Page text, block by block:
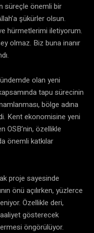
süreçle önemli bir
şükürler olsun.
hürmetlerimi iletiyorum.
olmaz. Biz buna inanır
olan yeni
tapu sürecinin
bölge adına
Kent ekonomisine yeni
OSB’nin, özellikle
önemli katkılar
proje sayesinde
önü açılırken, yüzlerce
Özellikle deri,
gösterecek
öngörülüyor.